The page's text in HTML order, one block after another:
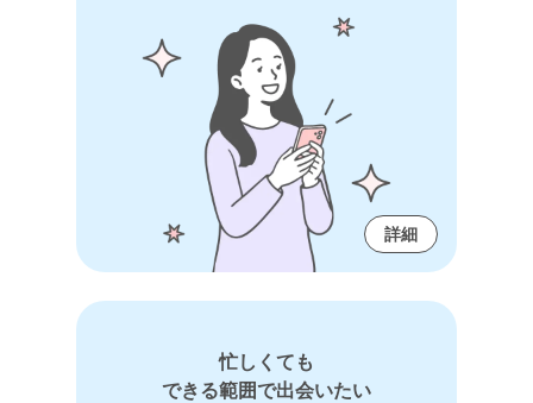
詳細
忙しくても
できる範囲で出会いたい